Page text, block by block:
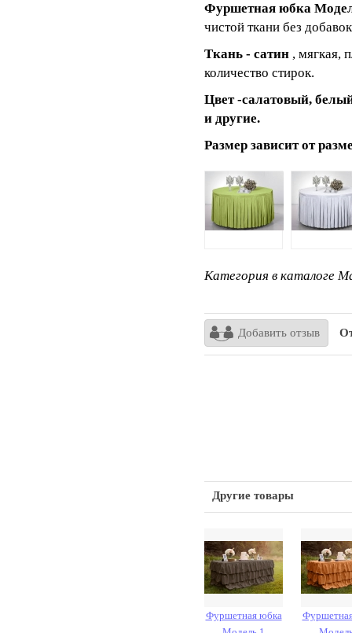
Фуршетная юбка
чистой ткани без
Ткань - сатин , мягкая,
количество стирок.
Цвет -салатовый,
и другие.
Размер зависит от
Категория в каталоге
Добавить отзыв
Другие товары
Фуршетная юбка